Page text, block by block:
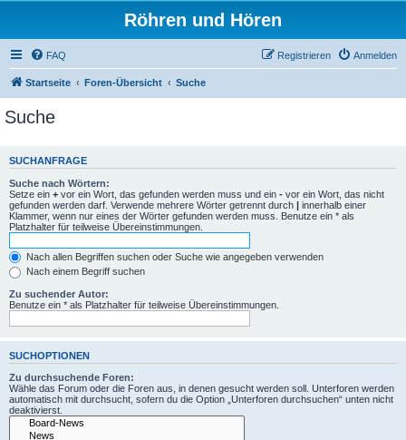
Röhren und Hören
FAQ Anmelden
Registrieren
Startseite Foren-Übersicht Suche
Suche
SUCHANFRAGE
Suche nach Wörtern:
Setze ein + vor ein Wort, das gefunden werden muss und ein - vor ein Wort, das nicht
gefunden werden darf. Verwende mehrere Wörter getrennt durch | innerhalb einer
Klammer, wenn nur eines der Wörter gefunden werden muss. Benutze ein * als
Platzhalter für teilweise Übereinstimmungen.
Nach allen Begriffen suchen oder Suche wie angegeben verwenden
Nach einem Begriff suchen
Zu suchender Autor:
Benutze ein * als Platzhalter für teilweise Übereinstimmungen.
SUCHOPTIONEN
Zu durchsuchende Foren:
Wähle das Forum oder die Foren aus, in denen gesucht werden soll. Unterforen werden
automatisch mit durchsucht, sofern du die Option „Unterforen durchsuchen“ unten nicht
deaktivierst.